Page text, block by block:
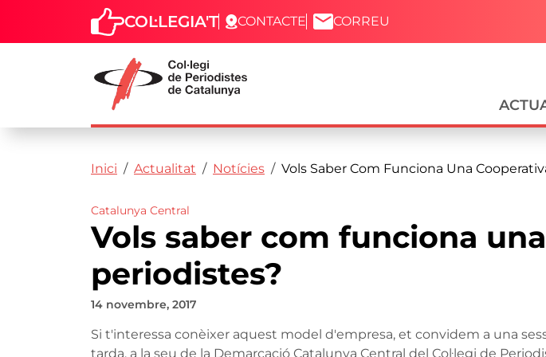
Vés al contingut
Capçalera
COL·LEGIA'T CONTACTE CORREU
Fil d'ariadna
Inici Actualitat Notícies Vols Saber Com Funciona Una
Catalunya Central
Vols saber com funciona
periodistes?
14 novembre, 2017
Si t'interessa conèixer aquest model d'empresa, et convidem a una
tarda, a la seu de la Demarcació Catalunya Central del Col·legi de